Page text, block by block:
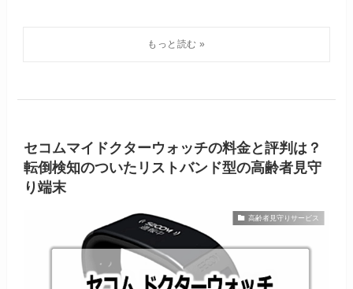
セコムマイドクターウォッチの料金と評判は？
転倒検知のついたリストバンド型の高齢者見守
り端末
高齢者見守りサービス